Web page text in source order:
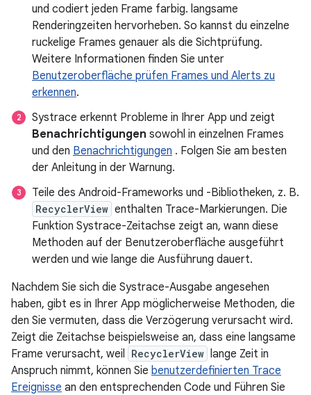
und codiert jeden Frame farbig. langsame
Renderingzeiten hervorheben. So kannst du einzelne
ruckelige Frames genauer als die Sichtprüfung.
Weitere Informationen finden Sie unter
Benutzeroberfläche prüfen Frames und Alerts zu
erkennen.
Systrace erkennt Probleme in Ihrer App und zeigt
Benachrichtigungen sowohl in einzelnen Frames
und den Benachrichtigungen . Folgen Sie am besten
der Anleitung in der Warnung.
Teile des Android-Frameworks und -Bibliotheken, z. B.
RecyclerView enthalten Trace-Markierungen. Die
Funktion Systrace-Zeitachse zeigt an, wann diese
Methoden auf der Benutzeroberfläche ausgeführt
werden und wie lange die Ausführung dauert.
Nachdem Sie sich die Systrace-Ausgabe angesehen
haben, gibt es in Ihrer App möglicherweise Methoden, die
den Sie vermuten, dass die Verzögerung verursacht wird.
Zeigt die Zeitachse beispielsweise an, dass eine langsame
Frame verursacht, weil
RecyclerView
lange Zeit in
Anspruch nimmt, können Sie benutzerdefinierten Trace
Ereignisse an den entsprechenden Code und Führen Sie